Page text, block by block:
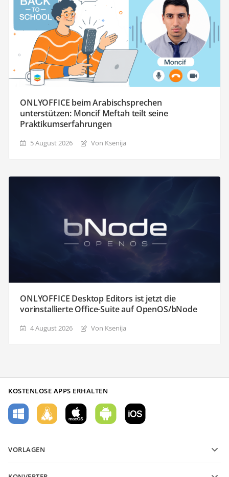
ONLYOFFICE beim Arabischsprechen
unterstützen: Moncif Meftah teilt seine
Praktikumserfahrungen
5 August 2026 Von Ksenija
ONLYOFFICE Desktop Editors ist jetzt die
vorinstallierte Office-Suite auf OpenOS/bNode
4 August 2026 Von Ksenija
KOSTENLOSE APPS ERHALTEN
VORLAGEN